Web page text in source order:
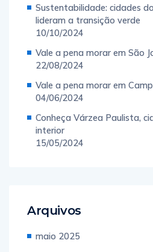
Sustentabilidade: cidades
lideram a transição verde
10/10/2024
Vale a pena morar em São
22/08/2024
Vale a pena morar em
04/06/2024
Conheça Várzea Paulista,
interior
15/05/2024
Arquivos
maio 2025